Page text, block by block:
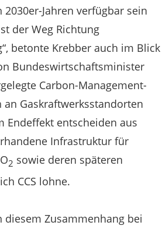
Jahren verfügbar sein
der Weg Richtung
betonte Krebber auch im Blick
Bundeswirtschaftsminister
Carbon-Management-
an Gaskraftwerksstandorten
Endeffekt entscheiden aus
Infrastruktur für
2 sowie deren späteren
CCS lohne.
diesem Zusammenhang bei